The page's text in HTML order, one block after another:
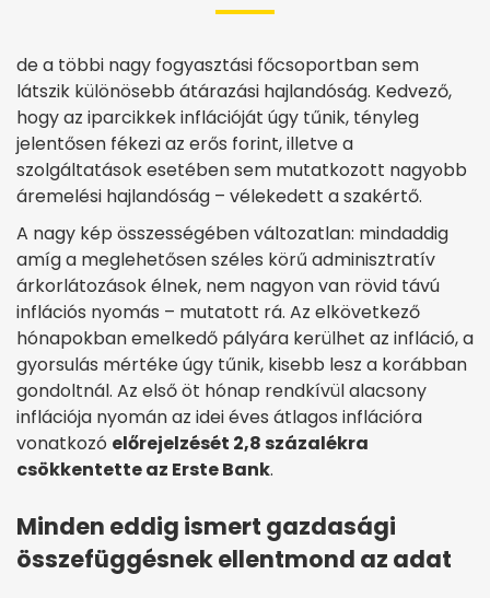
de a többi nagy fogyasztási főcsoportban sem
látszik különösebb átárazási hajlandóság. Kedvező,
hogy az iparcikkek inflációját úgy tűnik, tényleg
jelentősen fékezi az erős forint, illetve a
szolgáltatások esetében sem mutatkozott nagyobb
áremelési hajlandóság – vélekedett a szakértő.
A nagy kép összességében változatlan: mindaddig
amíg a meglehetősen széles körű adminisztratív
árkorlátozások élnek, nem nagyon van rövid távú
inflációs nyomás – mutatott rá. Az elkövetkező
hónapokban emelkedő pályára kerülhet az infláció, a
gyorsulás mértéke úgy tűnik, kisebb lesz a korábban
gondoltnál. Az első öt hónap rendkívül alacsony
inflációja nyomán az idei éves átlagos inflációra
vonatkozó előrejelzését 2,8 százalékra
csökkentette az Erste Bank.
Minden eddig ismert gazdasági
összefüggésnek ellentmond az adat